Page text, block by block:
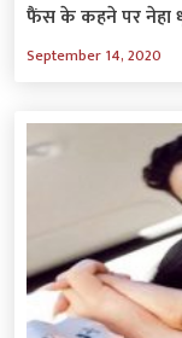
फैंस के कहने पर नेहा
September 14, 2020